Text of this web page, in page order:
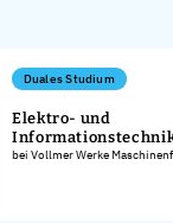
Duales Studium
Elektro- und
bei Vollmer Werke